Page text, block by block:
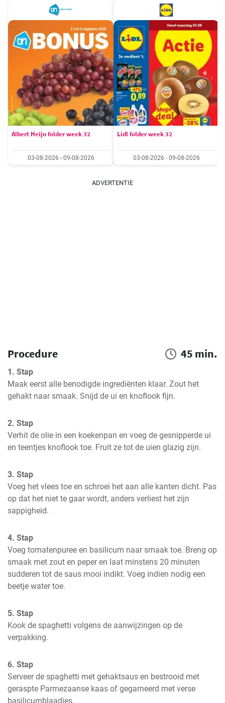
Albert Heijn folder week 32
03-08-2026 - 09-08-2026
Lidl folder week 32
03-08-2026 - 09-08-2026
ADVERTENTIE
Procedure 45 min.
1. Stap
Maak eerst alle benodigde ingrediënten klaar. Zout het
gehakt naar smaak. Snijd de ui en knoflook fijn.
2. Stap
Verhit de olie in een koekenpan en voeg de gesnipperde ui
en teentjes knoflook toe. Fruit ze tot de uien glazig zijn.
3. Stap
Voeg het vlees toe en schroei het aan alle kanten dicht. Pas
op dat het niet te gaar wordt, anders verliest het zijn
sappigheid.
4. Stap
Voeg tomatenpuree en basilicum naar smaak toe. Breng op
smaak met zout en peper en laat minstens 20 minuten
sudderen tot de saus mooi indikt. Voeg indien nodig een
beetje water toe.
5. Stap
Kook de spaghetti volgens de aanwijzingen op de
verpakking.
6. Stap
Serveer de spaghetti met gehaktsaus en bestrooid met
geraspte Parmezaanse kaas of gegarneerd met verse
basilicumblaadjes.